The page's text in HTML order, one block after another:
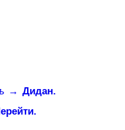
→ Дидан.